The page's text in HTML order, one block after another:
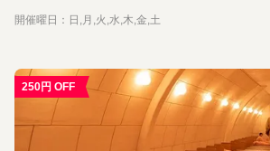
開催曜日：日,月,火,水,木,金,土
250円 OFF